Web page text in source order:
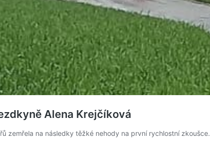
Alena Krejčíková
zemřela na následky těžké nehody na první rychlostní zkoušce.